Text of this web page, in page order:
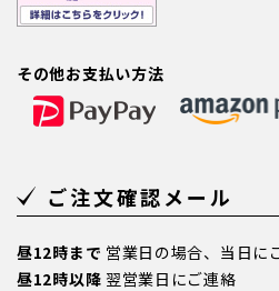
その他お支払い方法
ご注文確認メール
昼12時まで 営業日の場合、当日に
昼12時以降 翌営業日にご連絡